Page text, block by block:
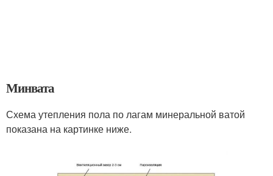
Минвата
Схема утепления пола по лагам минеральной ватой
показана на картинке ниже.